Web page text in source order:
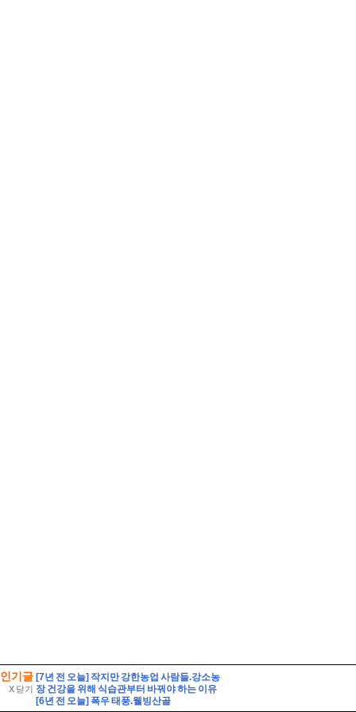
인기글
X 닫기
[7년 전 오늘] 작지만 강한농업 사람들.강소농
장 건강을 위해 식습관부터 바꿔야 하는 이유
[6년 전 오늘] 폭우 태풍.웰빙산골